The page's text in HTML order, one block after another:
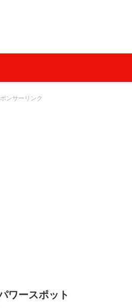
ンサーリンク
ワースポット